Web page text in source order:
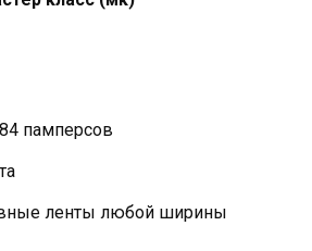
памперсов
ленты любой ширины